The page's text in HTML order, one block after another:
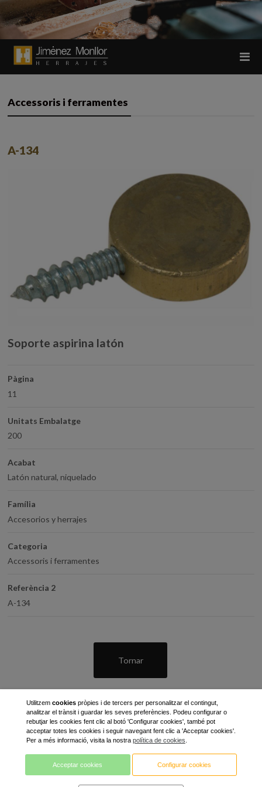
Accessoris i ferramentes
A-134
Soporte aspirina latón
Pàgina
11
Unitats Embalatge
200
Acabat
Latón natural, niquelado
Família
Accesorios y herrajes
Categoria
Accessoris i ferramentes
Referència 2
A-134
Tornar
C / Gran Bretanya, 7 - Pol. Ind. Pla de Llerona
08520 les Franqueses del Vallès
Utilitzem cookiespròpies i de tercers per personalitzar el contingut,
analitzar el trànsit i guardar les seves preferències. Podeu configurar o
rebutjar les cookies fent clic al botó 'Configurar cookies', també pot
acceptar totes les cookies i seguir navegant fent clic a 'Acceptar cookies'.
Per a més informació, visita la nostra política de cookies
Acceptar cookies Configurar cookies